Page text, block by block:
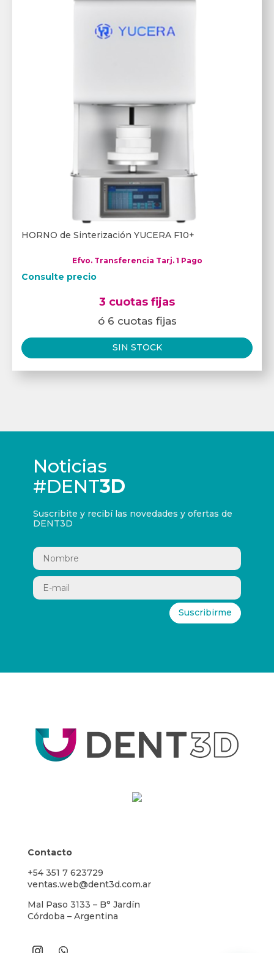
HORNO de Sinterización YUCERA F10+
Efvo. Transferencia Tarj. 1 Pago
Consulte precio
3 cuotas fijas
ó 6 cuotas fijas
SIN STOCK
Noticias
#DENT3D
Suscribite y recibí las novedades y ofertas de
DENT3D
Suscribirme
Contacto
+54 351 7 623729
ventas.web@dent3d.com.ar
Mal Paso 3133 – B° Jardín
Córdoba – Argentina